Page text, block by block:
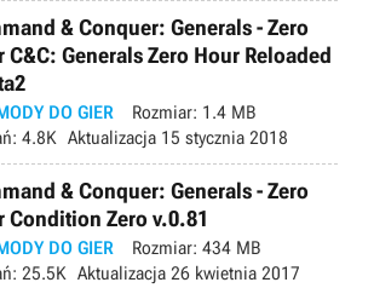
& Conquer: Generals - Zero
C&C: Generals Zero Hour Reloaded
DO GIER Rozmiar: 1.4 MB
4.8K Aktualizacja 15 stycznia 2018
& Conquer: Generals - Zero
Condition Zero v.0.81
DO GIER Rozmiar: 434 MB
25.5K Aktualizacja 26 kwietnia 2017